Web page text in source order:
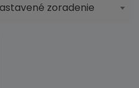
zoradenie